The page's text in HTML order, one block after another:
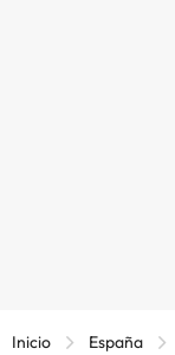
Inicio España